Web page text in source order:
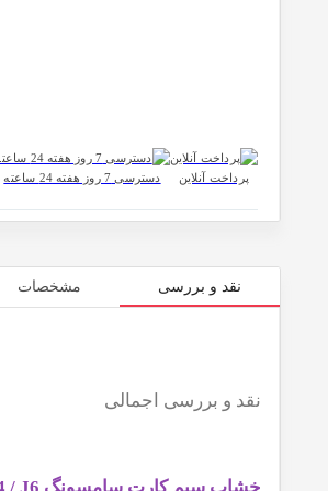
پرداخت آنلاین دسترسی 7 روز هفته 24 ساعته
نقد و بررسی مشخصات
نقد و بررسی اجمالی